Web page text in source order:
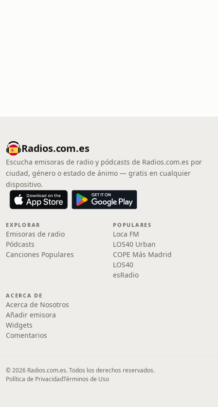
Radios.com.es
Escucha emisoras de radio y pódcasts de Radios.com.es por
ciudad, género o estado de ánimo — gratis en cualquier
dispositivo.
EXPLORAR
Emisoras de radio
Pódcasts
Canciones Populares
POPULARES
Loca FM
LOS40 Urban
COPE Más Madrid
LOS40
esRadio
ACERCA DE
Acerca de Nosotros
Añadir emisora
Widgets
Comentarios
© 2026 Radios.com.es. Todos los derechos reservados.
Política de PrivacidadTérminos de Uso